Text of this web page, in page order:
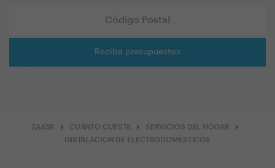
Recibe presupuestos
ZAASK arrow_right CUÁNTO CUESTA arrow_right SERVICIOS DEL HOGAR arrow_right
INSTALACIÓN DE ELECTRODOMÉSTICOS